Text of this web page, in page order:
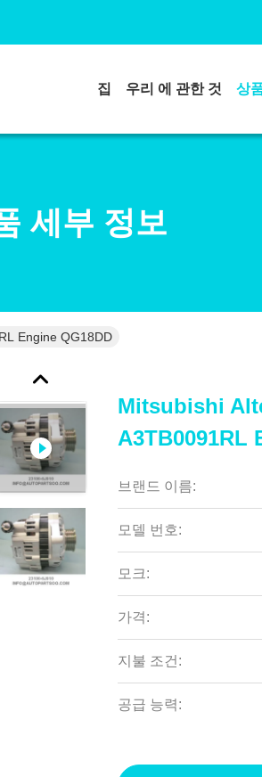
집 우리 에 관한 것 상
세부 정보
Engine QG18DD
Mitsubishi
A3TB0091RL
브랜드 이름:
모델 번호:
모크:
가격:
지불 조건:
공급 능력: